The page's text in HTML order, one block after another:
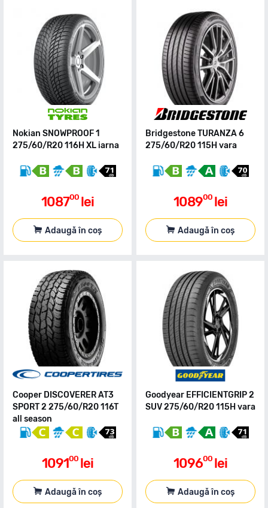
Nokian SNOWPROOF 1
275/60/R20 116H XL iarna
108700 lei
Adaugă în coș
Bridgestone TURANZA 6
275/60/R20 115H vara
108900 lei
Adaugă în coș
Cooper DISCOVERER AT3
SPORT 2 275/60/R20 116T
all season
109100 lei
Adaugă în coș
Goodyear EFFICIENTGRIP 2
SUV 275/60/R20 115H vara
109600 lei
Adaugă în coș